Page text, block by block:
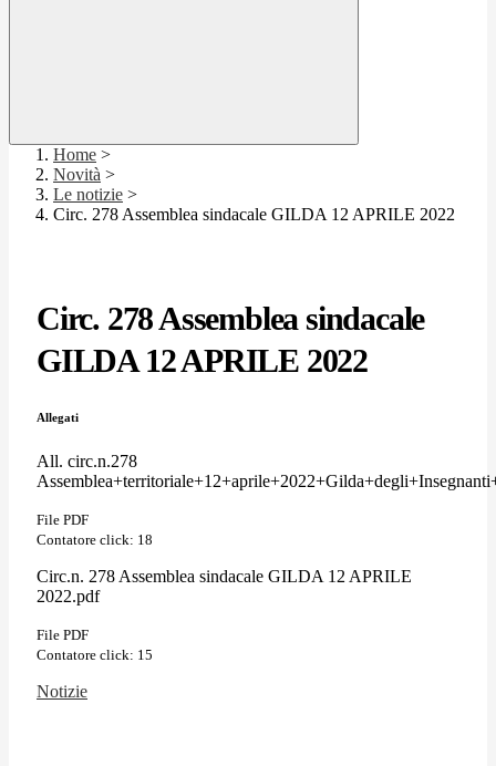
Home >
Novità >
Le notizie >
Circ. 278 Assemblea sindacale GILDA 12 APRILE 2022
Circ. 278 Assemblea sindacale
GILDA 12 APRILE 2022
Allegati
All. circ.n.278
File PDF
Contatore click: 18
Circ.n. 278 Assemblea sindacale GILDA 12 APRILE
2022.pdf
File PDF
Contatore click: 15
Notizie